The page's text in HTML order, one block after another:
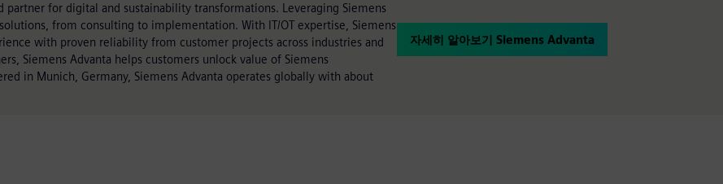
partner for digital and sustainability transformations. Leveraging Siemens
from consulting to implementation. With IT/OT expertise, Siemens
with proven reliability from customer projects across industries and
Siemens Advanta helps customers unlock value of Siemens
in Munich, Germany, Siemens Advanta operates globally with about
자세히 알아보기 Siemens Advanta